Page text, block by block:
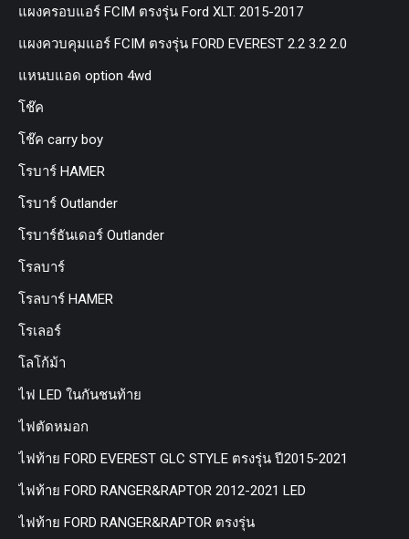
แผงครอบแอร์ FCIM ตรงรุ่น Ford XLT. 2015-2017
แผงควบคุมแอร์ FCIM ตรงรุ่น FORD EVEREST 2.2 3.2 2.0
แหนบแอด option 4wd
โช๊ค
โช๊ค carry boy
โรบาร์ HAMER
โรบาร์ Outlander
โรบาร์ธันเดอร์ Outlander
โรลบาร์
โรลบาร์ HAMER
โรเลอร์
โลโก้ม้า
ไฟ LED ในกันชนท้าย
ไฟตัดหมอก
ไฟท้าย FORD EVEREST GLC STYLE ตรงรุ่น ปี2015-2021
ไฟท้าย FORD RANGER&RAPTOR 2012-2021 LED
ไฟท้าย FORD RANGER&RAPTOR ตรงรุ่น